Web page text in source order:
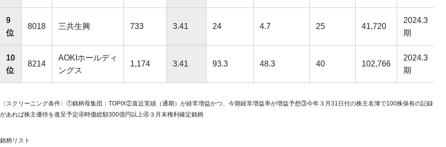
9
位
8018 三共生興 733 3.41 24 4.7 25 41,720
2024.3
期
10
位
8214
AOKIホールディ
ングス
1,174 3.41 93.3 48.3 40 102,766
2024.3
期
〈スクリーニング条件〉①銘柄母集団：TOPIX②直近実績（通期）が経常増益かつ、今期経常増益率が増益予想③今年３月31日付の株主名簿で100株保有の記録
があれば株主優待を進呈予定④時価総額300億円以上④３月末権利確定銘柄
銘柄リスト